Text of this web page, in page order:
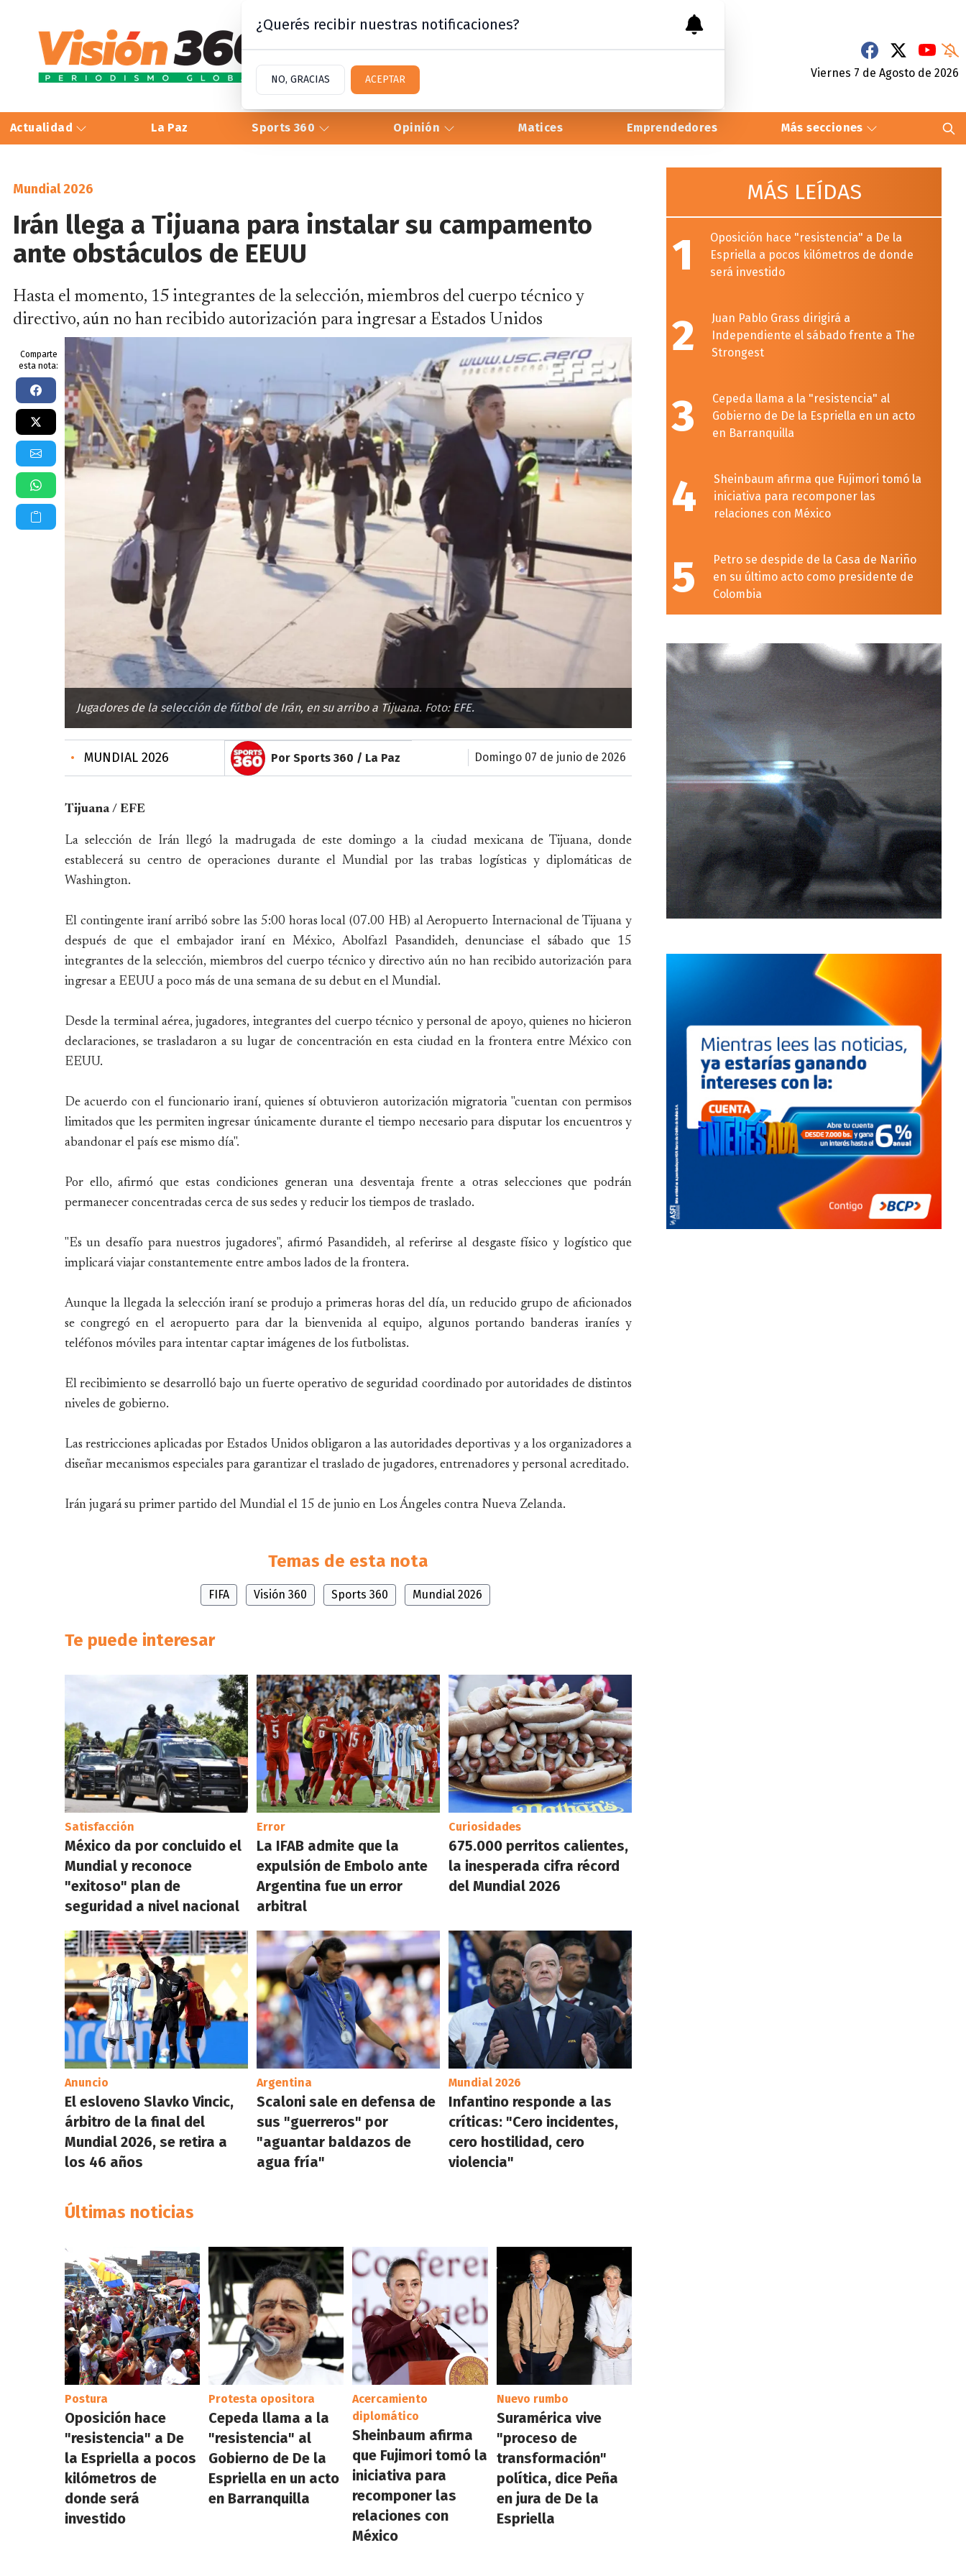
Viernes 7 de Agosto de 2026
Actualidad La Paz Sports 360 Opinión Matices Emprendedores Más secciones
Mundial 2026
Irán llega a Tijuana para instalar su campamento
ante obstáculos de EEUU
Hasta el momento, 15 integrantes de la selección, miembros del cuerpo técnico y
directivo, aún no han recibido autorización para ingresar a Estados Unidos
Comparte
esta nota:
Jugadores de la selección de fútbol de Irán, en su arribo a Tijuana. Foto: EFE.
• MUNDIAL 2026 Por Sports 360 / La Paz domingo 07 de junio de 2026
Tijuana / EFE
La selección de Irán llegó la madrugada de este domingo a la ciudad mexicana de Tijuana, donde
establecerá su centro de operaciones durante el Mundial por las trabas logísticas y diplomáticas de
Washington.
El contingente iraní arribó sobre las 5:00 horas local (07.00 HB) al Aeropuerto Internacional de Tijuana y
después de que el embajador iraní en México, Abolfazl Pasandideh, denunciase el sábado que 15
integrantes de la selección, miembros del cuerpo técnico y directivo aún no han recibido autorización para
ingresar a EEUU a poco más de una semana de su debut en el Mundial.
Desde la terminal aérea, jugadores, integrantes del cuerpo técnico y personal de apoyo, quienes no hicieron
declaraciones, se trasladaron a su lugar de concentración en esta ciudad en la frontera entre México con
EEUU.
De acuerdo con el funcionario iraní, quienes sí obtuvieron autorización migratoria "cuentan con permisos
limitados que les permiten ingresar únicamente durante el tiempo necesario para disputar los encuentros y
abandonar el país ese mismo día".
Por ello, afirmó que estas condiciones generan una desventaja frente a otras selecciones que podrán
permanecer concentradas cerca de sus sedes y reducir los tiempos de traslado.
"Es un desafío para nuestros jugadores", afirmó Pasandideh, al referirse al desgaste físico y logístico que
implicará viajar constantemente entre ambos lados de la frontera.
Aunque la llegada la selección iraní se produjo a primeras horas del día, un reducido grupo de aficionados
se congregó en el aeropuerto para dar la bienvenida al equipo, algunos portando banderas iraníes y
teléfonos móviles para intentar captar imágenes de los futbolistas.
El recibimiento se desarrolló bajo un fuerte operativo de seguridad coordinado por autoridades de distintos
niveles de gobierno.
Las restricciones aplicadas por Estados Unidos obligaron a las autoridades deportivas y a los organizadores a
diseñar mecanismos especiales para garantizar el traslado de jugadores, entrenadores y personal acreditado.
Irán jugará su primer partido del Mundial el 15 de junio en Los Ángeles contra Nueva Zelanda.
Temas de esta nota
FIFA Visión 360 Sports 360 Mundial 2026
Te puede interesar
Satisfacción
México da por concluido el
Mundial y reconoce
"exitoso" plan de
seguridad a nivel nacional
Error
La IFAB admite que la
expulsión de Embolo ante
Argentina fue un error
arbitral
Curiosidades
675.000 perritos calientes,
la inesperada cifra récord
del Mundial 2026
Anuncio
El esloveno Slavko Vincic,
árbitro de la final del
Mundial 2026, se retira a
los 46 años
Argentina
Scaloni sale en defensa de
sus "guerreros" por
"aguantar baldazos de
agua fría"
Mundial 2026
Infantino responde a las
críticas: "Cero incidentes,
cero hostilidad, cero
violencia"
Últimas noticias
Postura
Oposición hace
"resistencia" a De
la Espriella a pocos
kilómetros de
donde será
investido
Protesta opositora
Cepeda llama a la
"resistencia" al
Gobierno de De la
Espriella en un acto
en Barranquilla
Acercamiento
diplomático
Sheinbaum afirma
que Fujimori tomó la
iniciativa para
recomponer las
relaciones con
México
Nuevo rumbo
Suramérica vive
"proceso de
transformación"
política, dice Peña
en jura de De la
Espriella
MÁS LEÍDAS
1
Oposición hace "resistencia" a De la
Espriella a pocos kilómetros de donde
será investido
2
Juan Pablo Grass dirigirá a
Independiente el sábado frente a The
Strongest
3
Cepeda llama a la "resistencia" al
Gobierno de De la Espriella en un acto
en Barranquilla
4
Sheinbaum afirma que Fujimori tomó la
iniciativa para recomponer las
relaciones con México
5
Petro se despide de la Casa de Nariño
en su último acto como presidente de
Colombia
¿Querés recibir nuestras notificaciones?
NO, GRACIAS ACEPTAR